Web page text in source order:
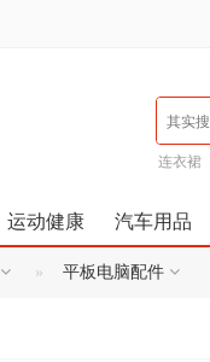
连衣裙
运动健康 汽车用品
平板电脑配件